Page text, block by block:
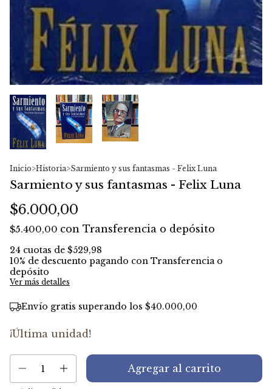
Inicio>Historia>Sarmiento y sus fantasmas - Felix Luna
Sarmiento y sus fantasmas - Felix Luna
$6.000,00
$5.400,00 con Transferencia o depósito
24 cuotas de $529,98
10% de descuento pagando con Transferencia o
depósito
Ver más detalles
Envío gratis superando los $40.000,00
¡Última unidad!